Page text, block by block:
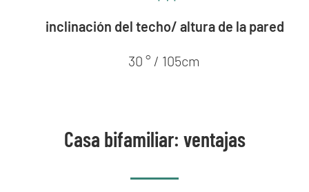
inclinación del techo/ altura de la pared
30 ° / 105cm
Casa bifamiliar: ventajas